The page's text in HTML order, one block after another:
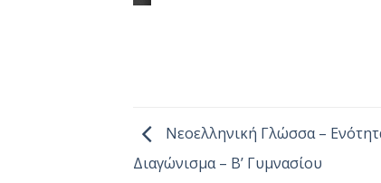
Νεοελληνική Γλώσσα –
Διαγώνισμα – Β’ Γυμνασίου